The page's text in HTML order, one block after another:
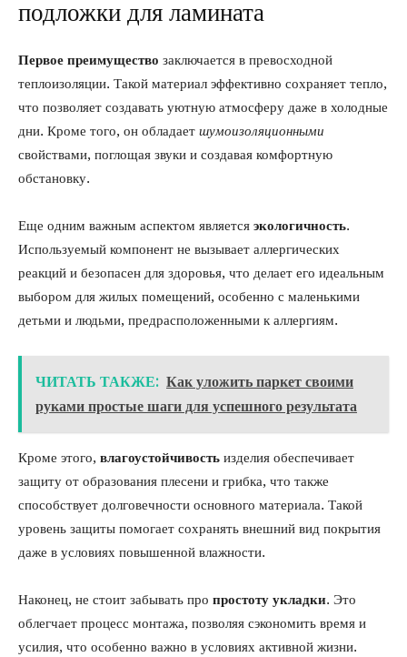
подложки для ламината
Первое преимущество заключается в превосходной
теплоизоляции. Такой материал эффективно сохраняет тепло,
что позволяет создавать уютную атмосферу даже в холодные
дни. Кроме того, он обладает шумоизоляционными
свойствами, поглощая звуки и создавая комфортную
обстановку.
Еще одним важным аспектом является экологичность.
Используемый компонент не вызывает аллергических
реакций и безопасен для здоровья, что делает его идеальным
выбором для жилых помещений, особенно с маленькими
детьми и людьми, предрасположенными к аллергиям.
ЧИТАТЬ ТАКЖЕ: Как уложить паркет своими
руками простые шаги для успешного результата
Кроме этого, влагоустойчивость изделия обеспечивает
защиту от образования плесени и грибка, что также
способствует долговечности основного материала. Такой
уровень защиты помогает сохранять внешний вид покрытия
даже в условиях повышенной влажности.
Наконец, не стоит забывать про простоту укладки. Это
облегчает процесс монтажа, позволяя сэкономить время и
усилия, что особенно важно в условиях активной жизни.